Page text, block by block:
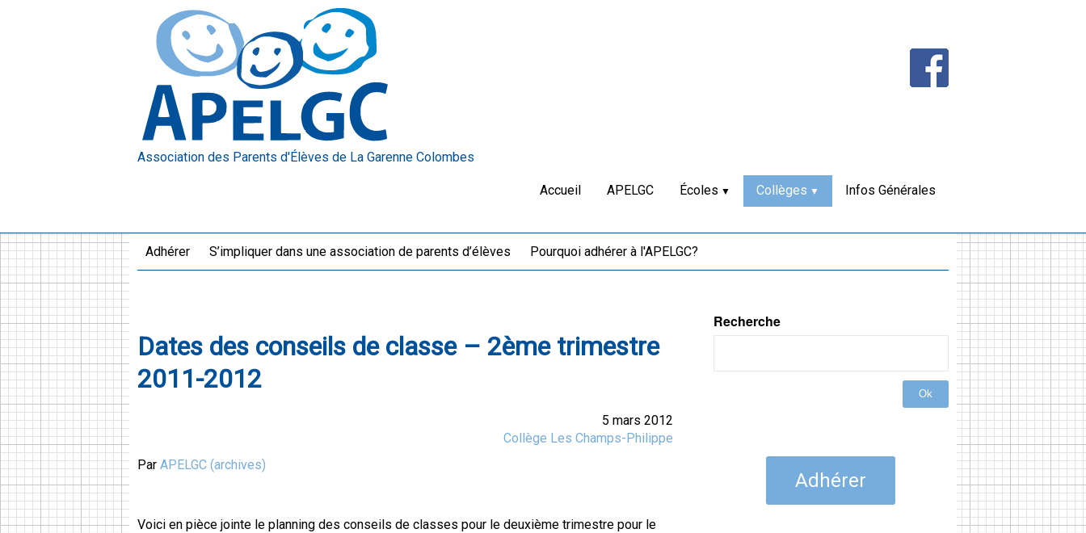
Association des Parents d'Élèves de La Garenne Colombes
Accueil APELGC Écoles Collèges Infos Générales
Adhérer S’impliquer dans une association de parents d’élèves Pourquoi adhérer à l'APELGC?
Dates des conseils de classe – 2ème trimestre
2011-2012
5 mars 2012
Collège Les Champs-Philippe
Par APELGC (archives)
Voici en pièce jointe le planning des conseils de classes pour le deuxième trimestre pour le
Recherche
Ok
Adhérer